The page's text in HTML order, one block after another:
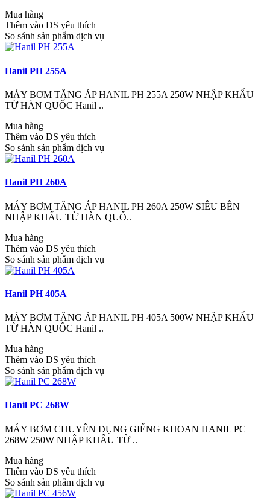
Mua hàng
Thêm vào DS yêu thích
So sánh sản phẩm dịch vụ
Hanil PH 255A
MÁY BƠM TĂNG ÁP HANIL PH 255A 250W NHẬP KHẨU
TỪ HÀN QUỐC Hanil ..
Mua hàng
Thêm vào DS yêu thích
So sánh sản phẩm dịch vụ
Hanil PH 260A
MÁY BƠM TĂNG ÁP HANIL PH 260A 250W SIÊU BỀN
NHẬP KHẨU TỪ HÀN QUỐ..
Mua hàng
Thêm vào DS yêu thích
So sánh sản phẩm dịch vụ
Hanil PH 405A
MÁY BƠM TĂNG ÁP HANIL PH 405A 500W NHẬP KHẨU
TỪ HÀN QUỐC Hanil ..
Mua hàng
Thêm vào DS yêu thích
So sánh sản phẩm dịch vụ
Hanil PC 268W
MÁY BƠM CHUYÊN DỤNG GIẾNG KHOAN HANIL PC
268W 250W NHẬP KHẨU TỪ ..
Mua hàng
Thêm vào DS yêu thích
So sánh sản phẩm dịch vụ